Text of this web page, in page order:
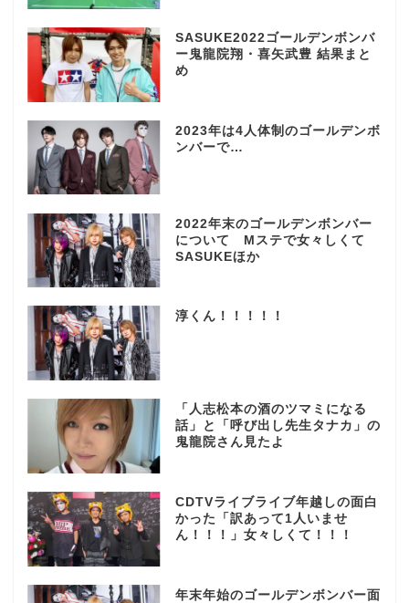
SASUKE2022ゴールデンボンバ
ー鬼龍院翔・喜矢武豊 結果まと
め
2023年は4人体制のゴールデンボ
ンバーで…
2022年末のゴールデンボンバー
について Mステで女々しくて
SASUKEほか
淳くん！！！！！
「人志松本の酒のツマミになる
話」と「呼び出し先生タナカ」の
鬼龍院さん見たよ
CDTVライブライブ年越しの面白
かった「訳あって1人いませ
ん！！！」女々しくて！！！
年末年始のゴールデンボンバー面